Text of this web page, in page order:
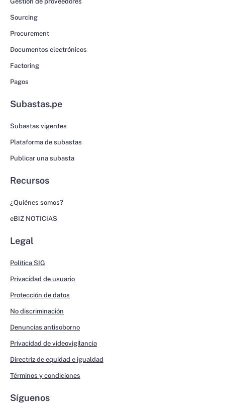
Sourcing
Procurement
Documentos electrónicos
Factoring
Pagos
Subastas.pe
Subastas vigentes
Plataforma de subastas
Publicar una subasta
Recursos
¿Quiénes somos?
eBIZ NOTICIAS
Legal
Política SIG
Privacidad de usuario
Protección de datos
No discriminación
Denuncias antisoborno
Privacidad de videovigilancia
Directriz de equidad e igualdad
Términos y condiciones
Síguenos